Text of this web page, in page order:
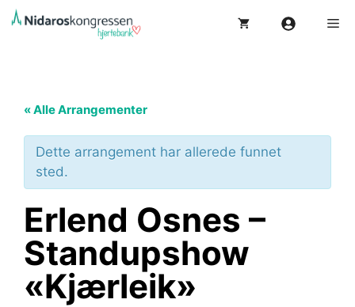
Hopp
« Alle Arrangementer
Dette arrangement har allerede funnet
sted.
Erlend Osnes –
Standupshow
«Kjærleik»